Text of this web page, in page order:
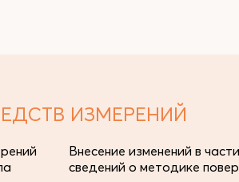
ИЗМЕРЕНИЙ
Внесение изменений в части
сведений о методике